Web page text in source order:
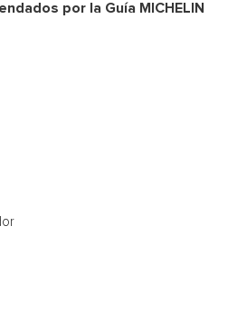
por la Guía MICHELIN